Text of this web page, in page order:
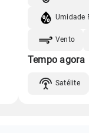
Umidade
Vento
Tempo agora
Satélite